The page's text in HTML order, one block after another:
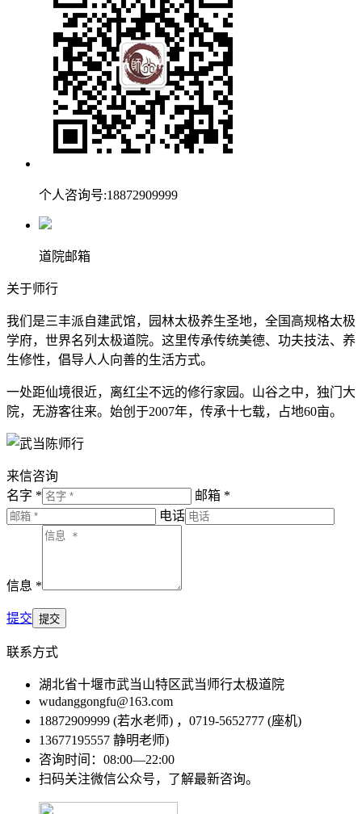
个人咨询号:18872909999
道院邮箱
关于师行
我们是三丰派自建武馆，园林太极养生圣地，全国高规格太极
学府，世界名列太极道院。这里传承传统美德、功夫技法、养
生修性，倡导人人向善的生活方式。
一处距仙境很近，离红尘不远的修行家园。山谷之中，独门大
院，无游客往来。始创于2007年，传承十七载，占地60亩。
来信咨询
名字 *
邮箱 *
电话
信息 *
提交
联系方式
湖北省十堰市武当山特区武当师行太极道院
wudanggongfu@163.com
18872909999 (若水老师) ，0719-5652777 (座机)
13677195557 静明老师)
咨询时间：08:00—22:00
扫码关注微信公众号，了解最新咨询。